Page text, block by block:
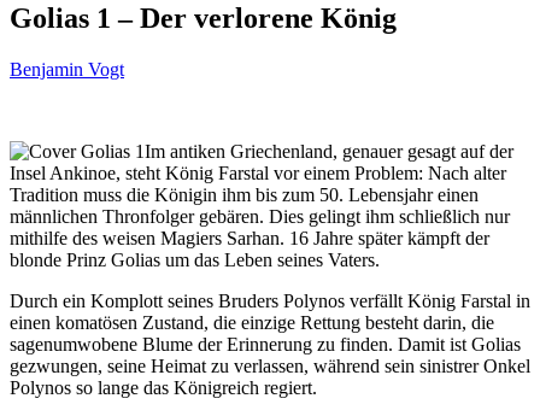
Golias 1 – Der verlorene König
Benjamin Vogt
Im antiken Griechenland, genauer gesagt auf der
Insel Ankinoe, steht König Farstal vor einem Problem: Nach alter
Tradition muss die Königin ihm bis zum 50. Lebensjahr einen
männlichen Thronfolger gebären. Dies gelingt ihm schließlich nur
mithilfe des weisen Magiers Sarhan. 16 Jahre später kämpft der
blonde Prinz Golias um das Leben seines Vaters.
Durch ein Komplott seines Bruders Polynos verfällt König Farstal in
einen komatösen Zustand, die einzige Rettung besteht darin, die
sagenumwobene Blume der Erinnerung zu finden. Damit ist Golias
gezwungen, seine Heimat zu verlassen, während sein sinistrer Onkel
Polynos so lange das Königreich regiert.